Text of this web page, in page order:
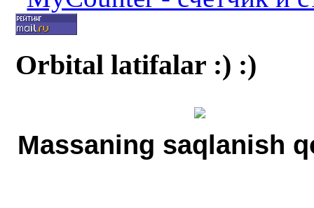
Orbital latifalar :) :)
Massaning saqlanish